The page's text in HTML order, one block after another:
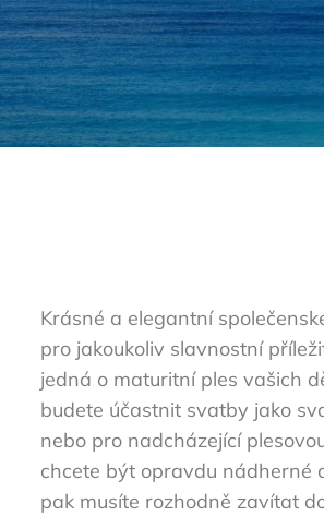
Krásné a elegantní
pro jakoukoliv slavnostní
jedná o maturitní ples vašich
budete účastnit svatby jako
nebo pro nadcházející
chcete být opravdu nádherné
pak musíte rozhodně zavítat